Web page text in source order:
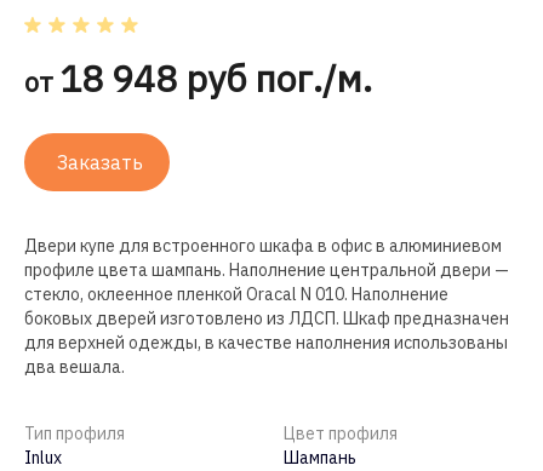
от 18 948 руб пог./м.
Заказать
Двери купе для встроенного шкафа в офис в алюминиевом
профиле цвета шампань. Наполнение центральной двери —
стекло, оклеенное пленкой Oracal N 010. Наполнение
боковых дверей изготовлено из ЛДСП. Шкаф предназначен
для верхней одежды, в качестве наполнения использованы
два вешала.
Тип профиля
Inlux
Цвет профиля
Шампань